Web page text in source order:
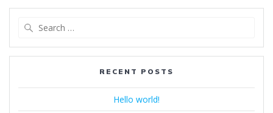
RECENT POSTS
Hello world!